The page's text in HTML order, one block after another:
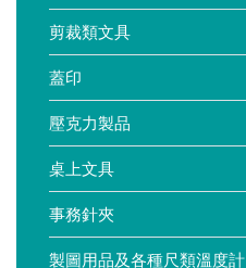
剪裁類文具
蓋印
壓克力製品
桌上文具
事務針夾
製圖用品及各種尺類溫度計